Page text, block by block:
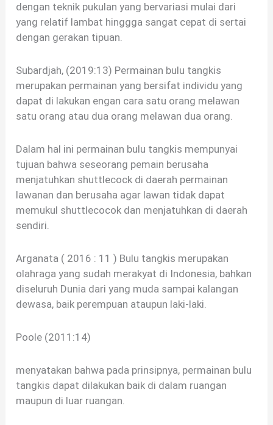
dengan teknik pukulan yang bervariasi mulai dari
yang relatif lambat hinggga sangat cepat di sertai
dengan gerakan tipuan.
Subardjah, (2019:13) Permainan bulu tangkis
merupakan permainan yang bersifat individu yang
dapat di lakukan engan cara satu orang melawan
satu orang atau dua orang melawan dua orang.
Dalam hal ini permainan bulu tangkis mempunyai
tujuan bahwa seseorang pemain berusaha
menjatuhkan shuttlecock di daerah permainan
lawanan dan berusaha agar lawan tidak dapat
memukul shuttlecocok dan menjatuhkan di daerah
sendiri.
Arganata ( 2016 : 11 ) Bulu tangkis merupakan
olahraga yang sudah merakyat di Indonesia, bahkan
diseluruh Dunia dari yang muda sampai kalangan
dewasa, baik perempuan ataupun laki-laki.
Poole (2011:14)
menyatakan bahwa pada prinsipnya, permainan bulu
tangkis dapat dilakukan baik di dalam ruangan
maupun di luar ruangan.